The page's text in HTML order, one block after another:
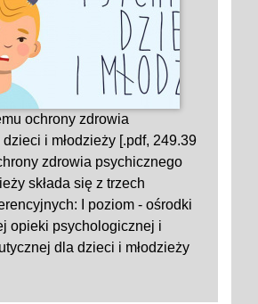
ochrony zdrowia
i młodzieży [.pdf, 249.39
zdrowia psychicznego
składa się z trzech
I poziom - ośrodki
opieki psychologicznej i
dla dzieci i młodzieży